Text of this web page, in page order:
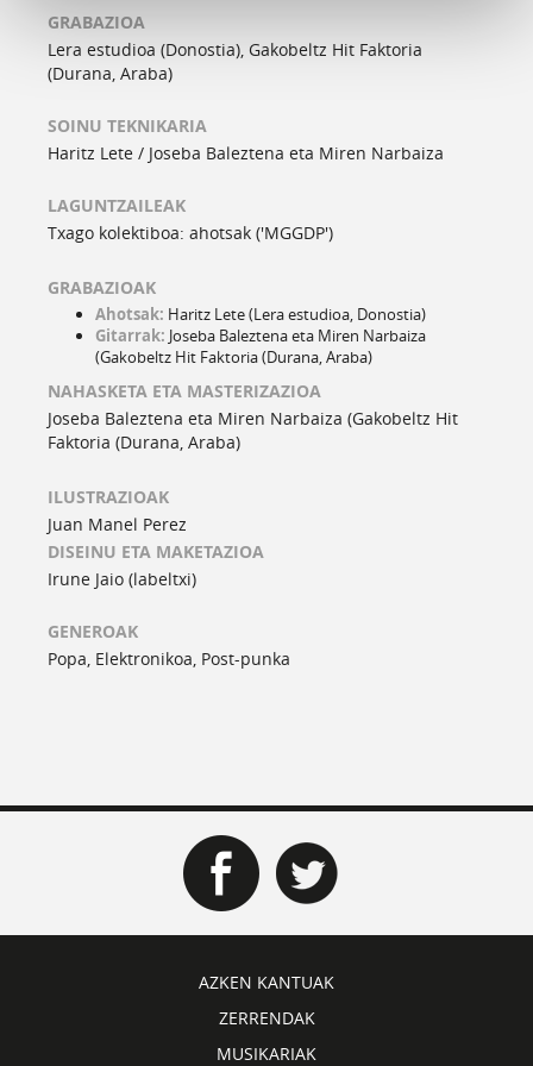
GRABAZIOA
Lera estudioa (Donostia), Gakobeltz Hit Faktoria
(Durana, Araba)
SOINU TEKNIKARIA
Haritz Lete / Joseba Baleztena eta Miren Narbaiza
LAGUNTZAILEAK
Txago kolektiboa: ahotsak ('MGGDP')
GRABAZIOAK
Ahotsak: Haritz Lete (Lera estudioa, Donostia)
Gitarrak: Joseba Baleztena eta Miren Narbaiza
(Gakobeltz Hit Faktoria (Durana, Araba)
NAHASKETA ETA MASTERIZAZIOA
Joseba Baleztena eta Miren Narbaiza (Gakobeltz Hit
Faktoria (Durana, Araba)
ILUSTRAZIOAK
Juan Manel Perez
DISEINU ETA MAKETAZIOA
Irune Jaio (labeltxi)
GENEROAK
Popa, Elektronikoa, Post-punka
AZKEN KANTUAK
ZERRENDAK
MUSIKARIAK